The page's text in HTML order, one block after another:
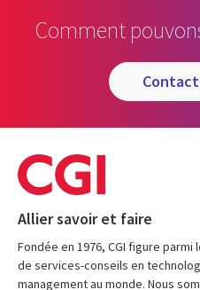
Comment
Allier savoir et faire
Fondée en 1976, CGI figure
de services-conseils en
management au monde. Nous